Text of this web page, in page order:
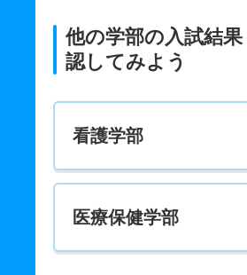
5人 2.60倍 3.80倍
他の学部の入試結
認してみよう
看護学部
医療保健学部